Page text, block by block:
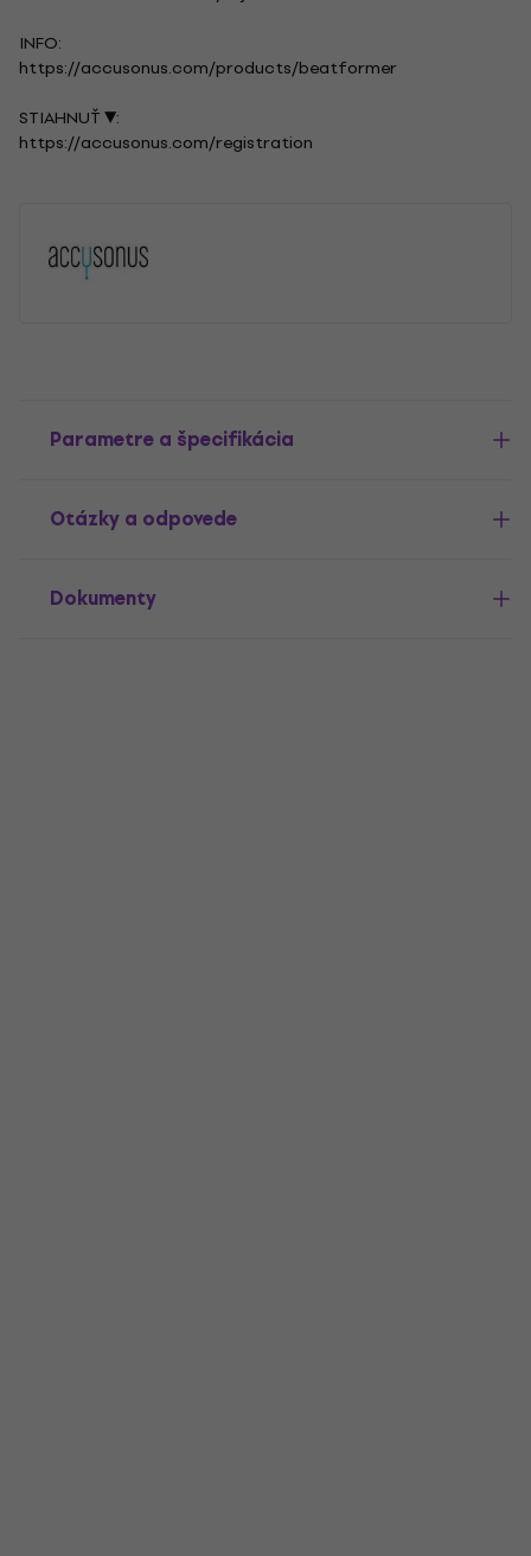
INFO:
https://accusonus.com/products/beatformer
STIAHNUŤ ▼:
https://accusonus.com/registration
Parametre a špecifikácia
Otázky a odpovede
Dokumenty